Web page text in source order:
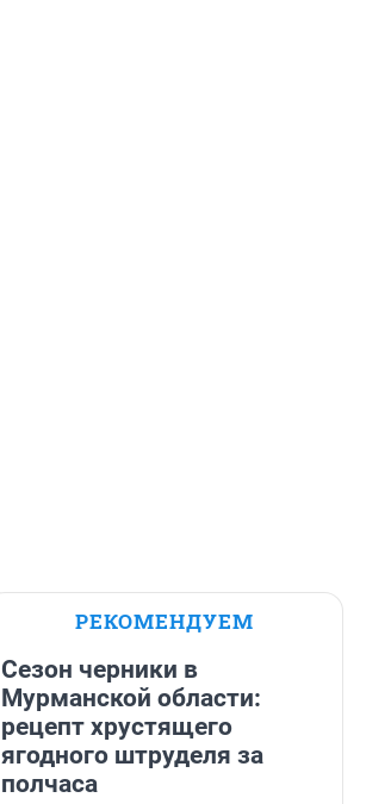
РЕКОМЕНДУЕМ
Сезон черники в
Мурманской области:
рецепт хрустящего
ягодного штруделя за
полчаса